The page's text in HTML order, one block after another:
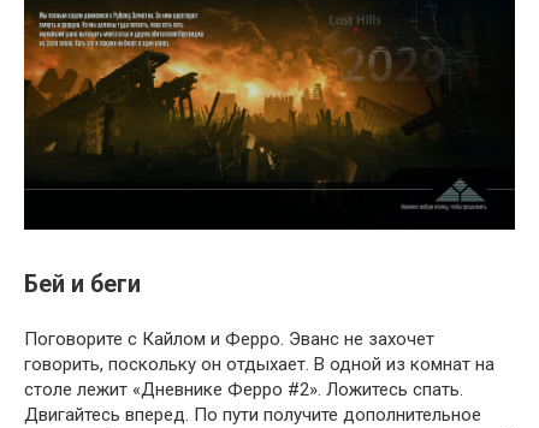
Бей и беги
Поговорите с Кайлом и Ферро. Эванс не захочет
говорить, поскольку он отдыхает. В одной из комнат на
столе лежит «Дневнике Ферро #2». Ложитесь спать.
Двигайтесь вперед. По пути получите дополнительное